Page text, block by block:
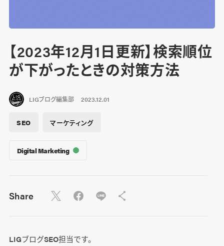
【2023年12月1日更新】検索順位
が下がったときの対策方法
LIGブログ編集部 2023.12.01
SEO マーケティング
Digital Marketing
Share
LIGブログSEO担当です。